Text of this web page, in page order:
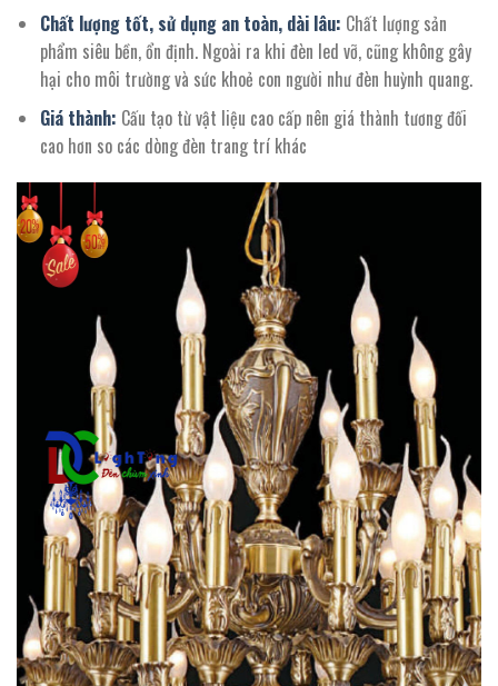
Chất lượng tốt, sử dụng an toàn, dài lâu: Chất lượng sản
phẩm siêu bền, ổn định. Ngoài ra khi đèn led vỡ, cũng không gây
hại cho môi trường và sức khoẻ con người như đèn huỳnh quang.
Giá thành: Cấu tạo từ vật liệu cao cấp nên giá thành tương đối
cao hơn so các dòng đèn trang trí khác